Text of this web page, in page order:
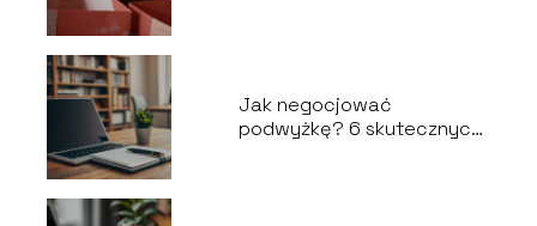
Jak negocjować
podwyżkę? 6 skutecznych